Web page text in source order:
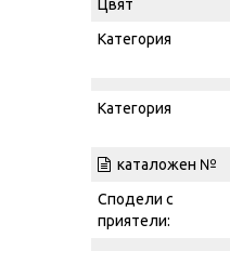
Цвят
Категория
Категория
каталожен №
Сподели с
приятели: